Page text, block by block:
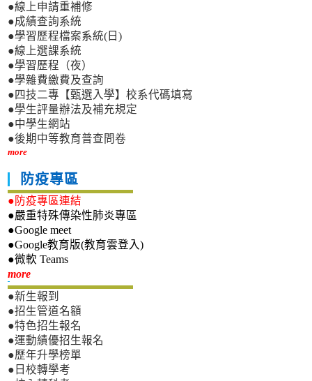
●線上申請重補修
●成績查詢系統
●學習歷程檔案系統(日)
●線上選課系統
●學習歷程（夜）
●學雜費繳費及查詢
●四技二專【甄選入學】校系代碼填寫
●學生評量辦法及補充規定
●中學生網站
●後期中等教育普查問卷
more
防疫專區
●防疫專區連結
●嚴重特殊傳染性肺炎專區
●Google meet
●Google教育版(教育雲登入)
●微軟 Teams
more新生專區
●新生報到
●招生管道名額
●特色招生報名
●運動績優招生報名
●歷年升學榜單
●日校轉學考